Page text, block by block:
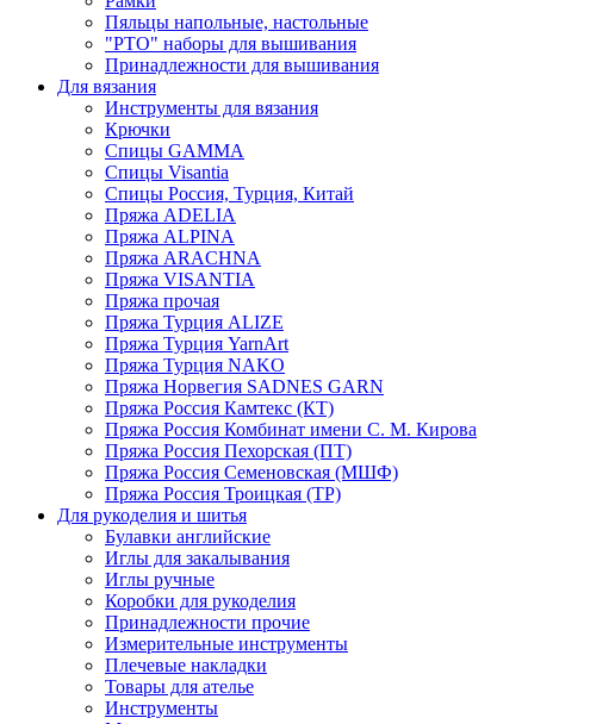
Пяльцы напольные, настольные
"РТО" наборы для вышивания
Принадлежности для вышивания
Для вязания
Инструменты для вязания
Крючки
Спицы GAMMA
Спицы Visantia
Спицы Россия, Турция, Китай
Пряжа ADELIA
Пряжа ALPINA
Пряжа ARACHNA
Пряжа VISANTIA
Пряжа прочая
Пряжа Турция ALIZE
Пряжа Турция YarnArt
Пряжа Турция NAKO
Пряжа Норвегия SADNES GARN
Пряжа Россия Камтекс (КТ)
Пряжа Россия Комбинат имени С. М. Кирова
Пряжа Россия Пехорская (ПТ)
Пряжа Россия Семеновская (МШФ)
Пряжа Россия Троицкая (ТР)
Для рукоделия и шитья
Булавки английские
Иглы для закалывания
Иглы ручные
Коробки для рукоделия
Принадлежности прочие
Измерительные инструменты
Плечевые накладки
Товары для ателье
Инструменты